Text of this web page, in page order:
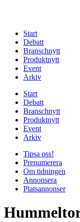
Start
Debatt
Branschnytt
Produktnytt
Event
Arkiv
Start
Debatt
Branschnytt
Produktnytt
Event
Arkiv
Tipsa oss!
Prenumerera
Om tidningen
Annonsera
Platsannonser